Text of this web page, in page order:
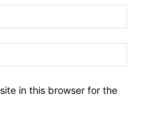
in this browser for the